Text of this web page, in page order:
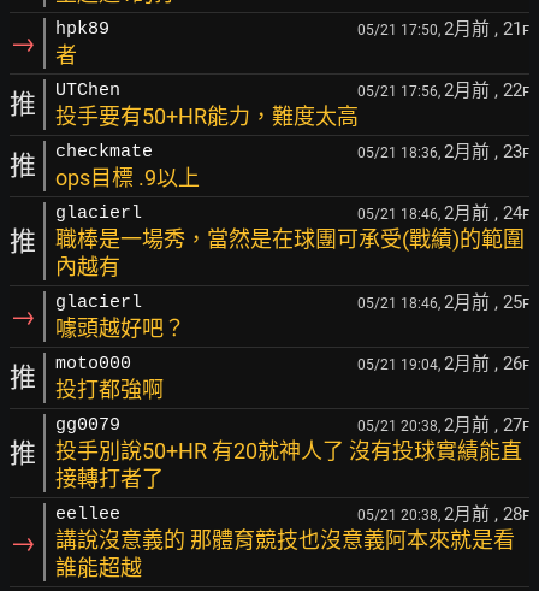
→ hpk89 05/21 17:50, 2月前 , 21 F
者
推 UTChen 05/21 17:56, 2月前 , 22F
投手要有50+HR能力，難度太高
推 checkmate 05/21 18:36, 2月前 , 23F
ops目標 .9以上
推
glacierl 05/21 18:46, 2月前 , 24F
職棒是一場秀，當然是在球團可承受(戰績)的範圍
內越有
→ glacierl 05/21 18:46, 2月前 , 25F
噱頭越好吧？
推 moto000 05/21 19:04, 2月前 , 26F
投打都強啊
推
gg0079 05/21 20:38, 2月前 , 27F
投手別說50+HR 有20就神人了 沒有投球實績能直
接轉打者了
→
eellee 05/21 20:38, 2月前 , 28F
講說沒意義的 那體育競技也沒意義阿本來就是看
誰能超越